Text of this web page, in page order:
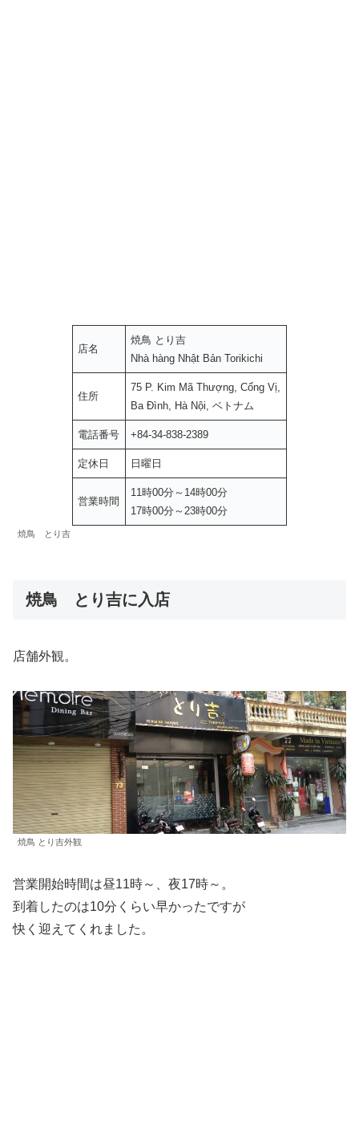
店名
焼鳥 とり吉
Nhà hàng Nhật Bản Torikichi
住所
75 P. Kim Mã Thượng, Cống Vị,
Ba Đình, Hà Nội, ベトナム
電話番号 +84-34-838-2389
定休日 日曜日
営業時間
11時00分～14時00分
17時00分～23時00分
焼鳥 とり吉
焼鳥 とり吉に入店
店舗外観。
焼鳥 とり吉外観
営業開始時間は昼11時～、夜17時～。
到着したのは10分くらい早かったですが
快く迎えてくれました。